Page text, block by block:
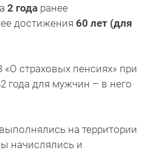
2 года ранее
достижения 60 лет (для
страховых пенсиях» при
года для мужчин – в него
на территории
начислялись и